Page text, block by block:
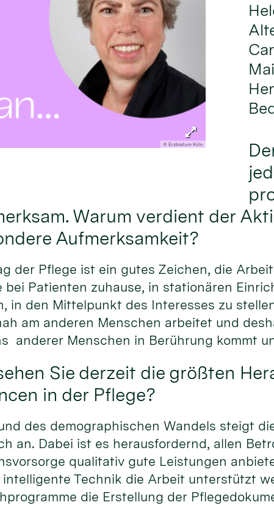
© Erzbistum Köln
Warum verdient der
Aufmerksamkeit?
der Pflege ist ein gutes Zeichen, die
bei Patienten zuhause, in stationären
in den Mittelpunkt des Interesses zu
am anderen Menschen arbeitet und
anderer Menschen in Berührung kommt
Sie derzeit die größten
in der Pflege?
des demographischen Wandels steigt
an. Dabei ist es herausfordernd, allen
qualitativ gute Leistungen
Technik die Arbeit unterstützt
die Erstellung der